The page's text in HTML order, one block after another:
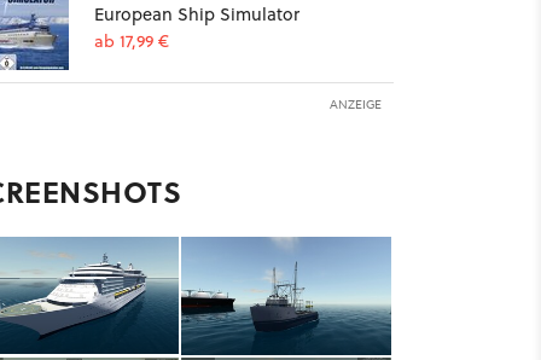
European Ship Simulator
ab 17,99 €
ANZEIGE